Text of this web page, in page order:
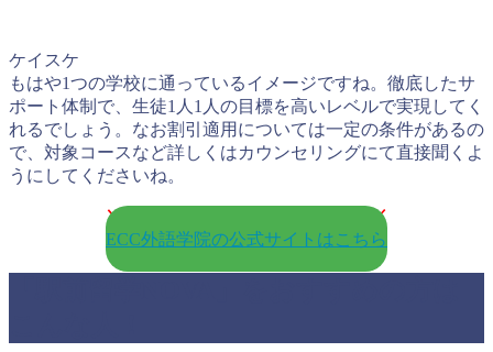
ケイスケ
もはや1つの学校に通っているイメージですね。徹底したサ
ポート体制で、生徒1人1人の目標を高いレベルで実現してく
れるでしょう。なお割引適用については一定の条件があるの
で、対象コースなど詳しくはカウンセリングにて直接聞くよ
うにしてくださいね。
＼1人1人の徹底したサポート体制／
ECC外語学院の公式サイトはこちら